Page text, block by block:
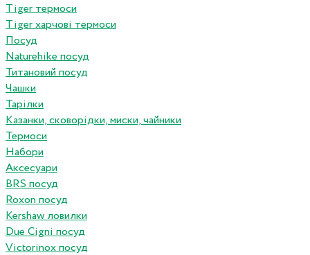
Tiger термоси
Tiger харчові термоси
Посуд
Naturehike посуд
Титановий посуд
Чашки
Тарілки
Казанки, сковорідки, миски, чайники
Термоси
Набори
Аксесуари
BRS посуд
Roxon посуд
Kershaw ловилки
Due Cigni посуд
Victorinox посуд